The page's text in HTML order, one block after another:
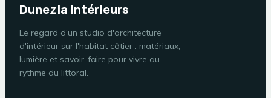
Dunezia Intérieurs
Le regard d'un studio d'architecture
d'intérieur sur l'habitat côtier : matériaux,
lumière et savoir-faire pour vivre au
rythme du littoral.